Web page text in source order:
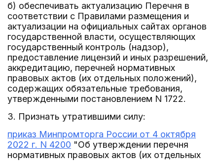
б) обеспечивать актуализацию Перечня в
соответствии с Правилами размещения и
актуализации на официальных сайтах органов
государственной власти, осуществляющих
государственный контроль (надзор),
предоставление лицензий и иных разрешений,
аккредитацию, перечней нормативных
правовых актов (их отдельных положений),
содержащих обязательные требования,
утвержденными постановлением N 1722.
3. Признать утратившими силу:
приказ Минпромторга России от 4 октября
2022 г. N 4200 "Об утверждении перечня
нормативных правовых актов (их отдельных